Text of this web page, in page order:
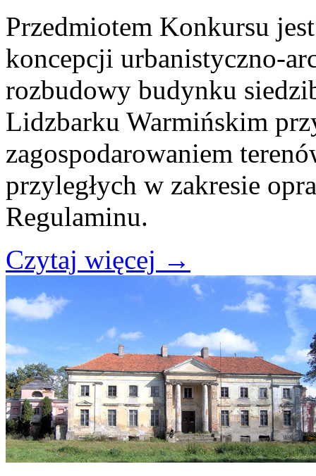
Przedmiotem Konkursu
koncepcji urbanistyczno-
rozbudowy budynku
Lidzbarku Warmińskim
zagospodarowaniem
przyległych w zakresie
Regulaminu.
Czytaj więcej →